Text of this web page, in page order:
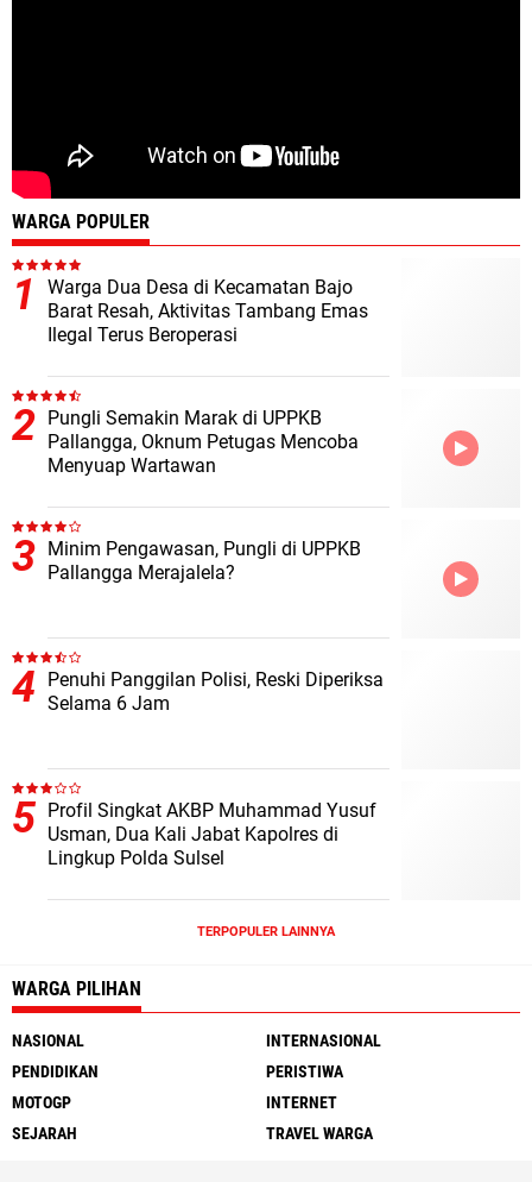
WARGA POPULER
Warga Dua Desa di Kecamatan Bajo
Barat Resah, Aktivitas Tambang Emas
Ilegal Terus Beroperasi
Pungli Semakin Marak di UPPKB
Pallangga, Oknum Petugas Mencoba
Menyuap Wartawan
Minim Pengawasan, Pungli di UPPKB
Pallangga Merajalela?
Penuhi Panggilan Polisi, Reski Diperiksa
Selama 6 Jam
Profil Singkat AKBP Muhammad Yusuf
Usman, Dua Kali Jabat Kapolres di
Lingkup Polda Sulsel
TERPOPULER LAINNYA
WARGA PILIHAN
NASIONAL
INTERNASIONAL
PENDIDIKAN
PERISTIWA
MOTOGP
INTERNET
SEJARAH
TRAVEL WARGA